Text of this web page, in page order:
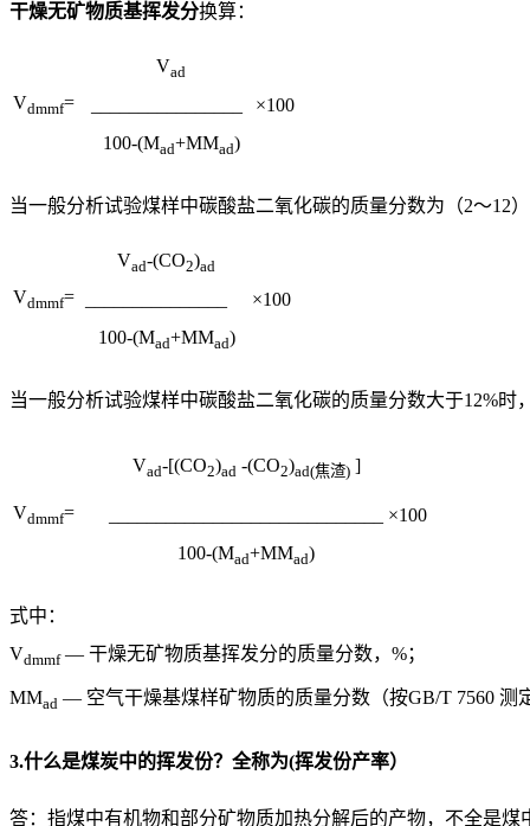
干燥无矿物质基挥发分换算：
Vad
Vdmmf=
×100
100-(Mad+MMad)
当一般分析试验煤样中碳酸盐二氧化碳的质量分数为（2～12
Vad-(CO2)ad
Vdmmf=
×100
100-(Mad+MMad)
当一般分析试验煤样中碳酸盐二氧化碳的质量分数大于12%时
Vad-[(CO2)ad -(CO2)ad(焦渣)]
Vdmmf=
×100
100-(Mad+MMad)
式中：
Vdmmf— 干燥无矿物质基挥发分的质量分数，%；
MMad — 空气干燥基煤样矿物质的质量分数（按GB/T 7560 测
3.什么是煤炭中的挥发份？全称为(挥发份产率）
答：指煤中有机物和部分矿物质加热分解后的产物，不全是